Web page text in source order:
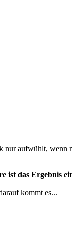
nur aufwühlt,
ist das Ergebnis
kommt es...